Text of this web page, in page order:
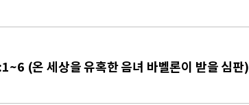
(온 세상을 유혹한 음녀 바벨론이 받을 심판)